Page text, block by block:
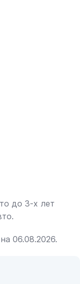
до 3-х лет
06.08.2026.